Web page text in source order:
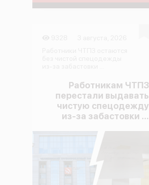
Работникам ЧТПЗ
перестали выдавать
чистую спецодежду
из-за забастовки ...